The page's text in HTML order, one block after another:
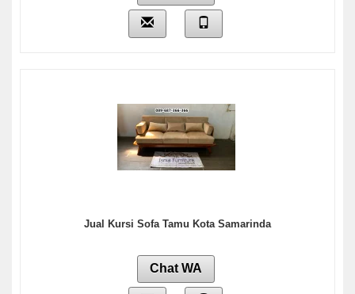
Jual Kursi Sofa Tamu Kota Samarinda
Chat WA